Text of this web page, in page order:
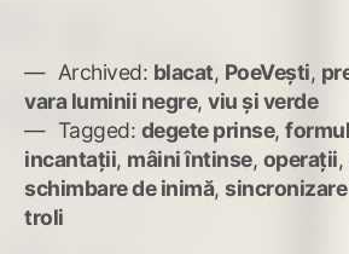
Archived: blacat, PoeVești,
vara luminii negre, viu și verde
Tagged: degete prinse,
incantații, mâini întinse, operații,
schimbare de inimă,
troli